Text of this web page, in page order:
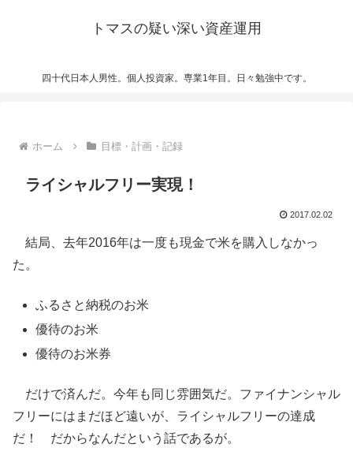
トマスの疑い深い資産運用
四十代日本人男性。個人投資家。専業1年目。日々勉強中です。
ホーム 目標・計画・記録
ライシャルフリー実現！
2017.02.02
結局、去年2016年は一度も現金で米を購入しなかっ
た。
ふるさと納税のお米
優待のお米
優待のお米券
だけで済んだ。今年も同じ雰囲気だ。ファイナンシャル
フリーにはまだほど遠いが、ライシャルフリーの達成
だ！ だからなんだという話であるが。